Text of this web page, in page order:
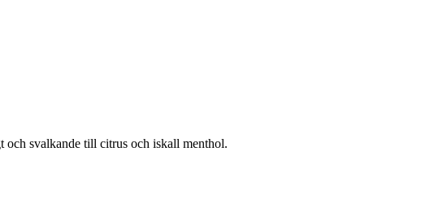
och svalkande till citrus och iskall menthol.